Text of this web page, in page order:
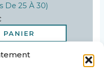
De 25 À 30)